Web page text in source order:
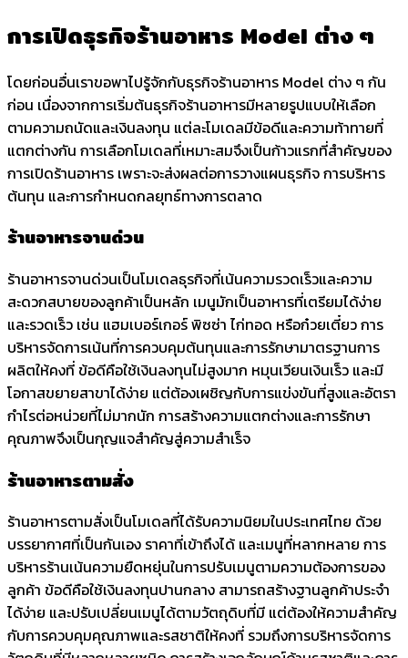
การเปิดธุรกิจร้านอาหาร Model ต่าง ๆ
โดยก่อนอื่นเราขอพาไปรู้จักกับธุรกิจร้านอาหาร Model ต่าง ๆ กัน
ก่อน เนื่องจากการเริ่มต้นธุรกิจร้านอาหารมีหลายรูปแบบให้เลือก
ตามความถนัดและเงินลงทุน แต่ละโมเดลมีข้อดีและความท้าทายที่
แตกต่างกัน การเลือกโมเดลที่เหมาะสมจึงเป็นก้าวแรกที่สำคัญของ
การเปิดร้านอาหาร เพราะจะส่งผลต่อการวางแผนธุรกิจ การบริหาร
ต้นทุน และการกำหนดกลยุทธ์ทางการตลาด
ร้านอาหารจานด่วน
ร้านอาหารจานด่วนเป็นโมเดลธุรกิจที่เน้นความรวดเร็วและความ
สะดวกสบายของลูกค้าเป็นหลัก เมนูมักเป็นอาหารที่เตรียมได้ง่าย
และรวดเร็ว เช่น แฮมเบอร์เกอร์ พิซซ่า ไก่ทอด หรือก๋วยเตี๋ยว การ
บริหารจัดการเน้นที่การควบคุมต้นทุนและการรักษามาตรฐานการ
ผลิตให้คงที่ ข้อดีคือใช้เงินลงทุนไม่สูงมาก หมุนเวียนเงินเร็ว และมี
โอกาสขยายสาขาได้ง่าย แต่ต้องเผชิญกับการแข่งขันที่สูงและอัตรา
กำไรต่อหน่วยที่ไม่มากนัก การสร้างความแตกต่างและการรักษา
คุณภาพจึงเป็นกุญแจสำคัญสู่ความสำเร็จ
ร้านอาหารตามสั่ง
ร้านอาหารตามสั่งเป็นโมเดลที่ได้รับความนิยมในประเทศไทย ด้วย
บรรยากาศที่เป็นกันเอง ราคาที่เข้าถึงได้ และเมนูที่หลากหลาย การ
บริหารร้านเน้นความยืดหยุ่นในการปรับเมนูตามความต้องการของ
ลูกค้า ข้อดีคือใช้เงินลงทุนปานกลาง สามารถสร้างฐานลูกค้าประจำ
ได้ง่าย และปรับเปลี่ยนเมนูได้ตามวัตถุดิบที่มี แต่ต้องให้ความสำคัญ
กับการควบคุมคุณภาพและรสชาติให้คงที่ รวมถึงการบริหารจัดการ